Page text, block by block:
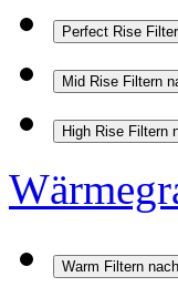
Perfect Rise
Mid Rise Filtern
High Rise Filtern
Warm Filtern